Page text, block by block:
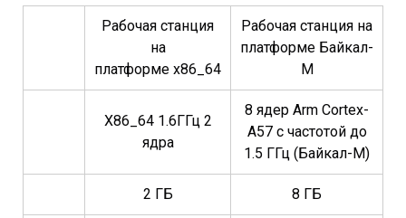
Рабочая станция
на
платформе x86_64
Рабочая станция на
платформе Байкал-
М
X86_64 1.6ГГц 2
ядра
8 ядер Arm Cortex-
A57 с частотой до
1.5 ГГц (Байкал-М)
2 ГБ 8 ГБ